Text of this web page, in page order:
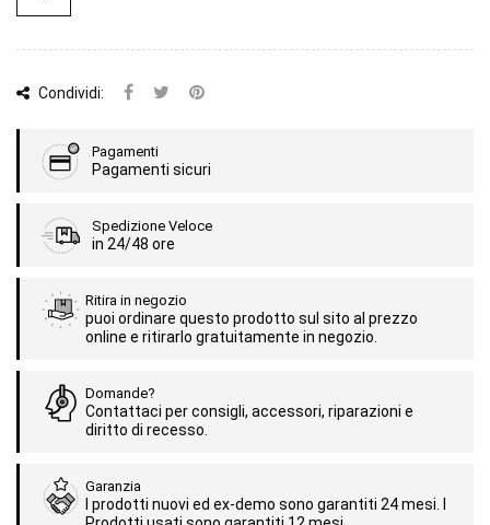
Condividi:
Pagamenti
Pagamenti sicuri
Spedizione Veloce
in 24/48 ore
Ritira in negozio
puoi ordinare questo prodotto sul sito al prezzo
online e ritirarlo gratuitamente in negozio.
Domande?
Contattaci per consigli, accessori, riparazioni e
diritto di recesso.
Garanzia
I prodotti nuovi ed ex-demo sono garantiti 24 mesi. I